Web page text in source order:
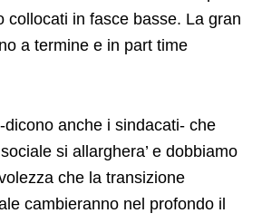
collocati in fasce basse. La gran
a termine e in part time
dicono anche i sindacati- che
si allarghera’ e dobbiamo
che la transizione
cambieranno nel profondo il